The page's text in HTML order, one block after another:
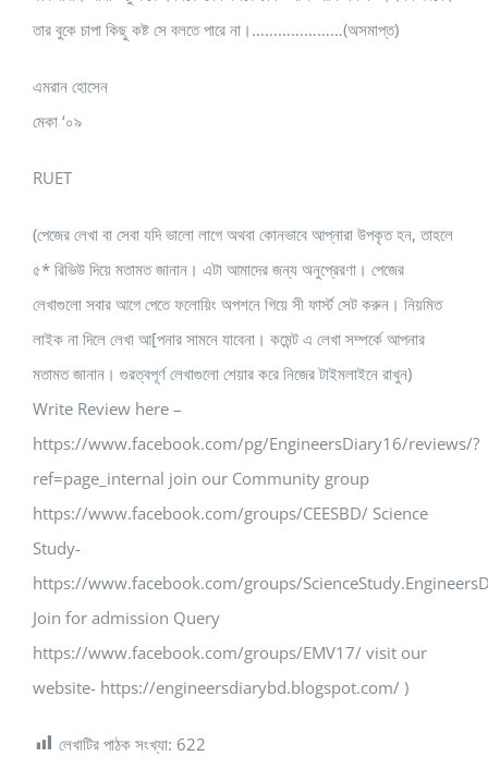
তার বুকে চাপা কিছু কষ্ট সে বলতে পারে না।…………………(অসমাপ্ত)
এমরান হোসেন
মেকা ‘০৯
RUET
(পেজের লেখা বা সেবা যদি ভালো লাগে অথবা কোনভাবে আপ্নারা উপকৃত হন, তাহলে
৫* রিভিউ দিয়ে মতামত জানান। এটা আমাদের জন্য অনুপ্রেরণা। পেজের
লেখাগুলো সবার আগে পেতে ফলোয়িং অপশনে গিয়ে সী ফার্স্ট সেট করুন। নিয়মিত
লাইক না দিলে লেখা আ[পনার সামনে যাবেনা। কমেন্ট এ লেখা সম্পর্কে আপনার
মতামত জানান। গুরত্বপূর্ণ লেখাগুলো শেয়ার করে নিজের টাইমলাইনে রাখুন)
Write Review here –
https://www.facebook.com/pg/EngineersDiary16/reviews/?
ref=page_internal join our Community group
https://www.facebook.com/groups/CEESBD/ Science
Study-
https://www.facebook.com/groups/
Join for admission Query
https://www.facebook.com/groups/EMV17/ visit our
website- https://engineersdiarybd.blogspot.com/ )
লেখাটির পাঠক সংখ্যা: 622